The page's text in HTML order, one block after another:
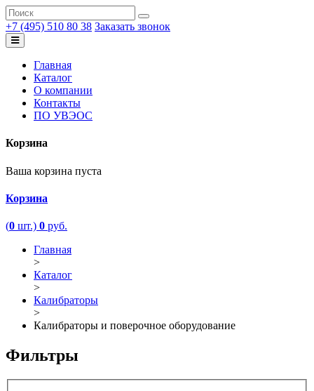
+7 (495) 510 80 38 Заказать звонок
Главная
Каталог
О компании
Контакты
ПО УВЭОС
Корзина
Ваша корзина пуста
Корзина
(0 шт.) 0 руб.
Главная
>
Каталог
>
Калибраторы
>
Калибраторы и поверочное оборудование
Фильтры